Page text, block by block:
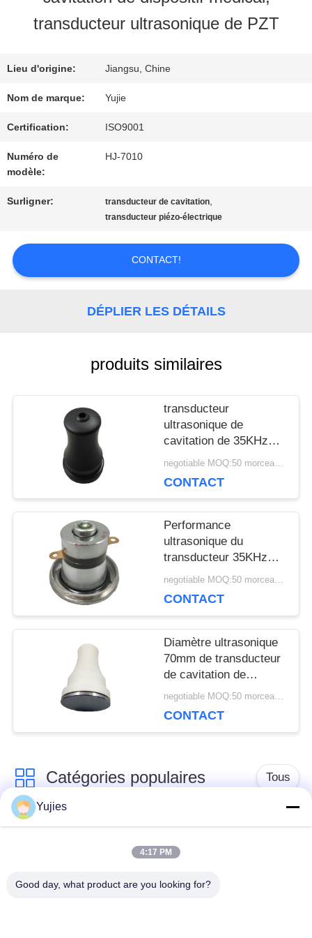
VISITE
CONTRÔLE
DE
QUALITÉ
CONTACTEZ-
NOUS
DEMANDEZ
CITATION
PRIVACY
POLICY
transducteur ultrasonique de PZT
Lieu d'origine: Jiangsu, Chine
Nom de marque: Yujie
Certification: ISO9001
Numéro de
modèle:
HJ-7010
Surligner: transducteur de cavitation,
transducteur piézo-électrique
CONTACT!
DÉPLIER LES DÉTAILS
produits similaires
transducteur
ultrasonique de
cavitation de 35KHz
76KHz avec la
negotiable MOQ:50 morceaux/morceaux
CONTACT
Performance
ultrasonique du
transducteur 35KHz
76KHz de cavitation
haute
negotiable MOQ:50 morceaux/morceaux
CONTACT
Diamètre ultrasonique
70mm de transducteur
de cavitation de
poignée en plastique à negotiable MOQ:50 morceaux/morceaux
CONTACT
Catégories populaires Tous
Transducteur
Transducteur
ultrasonique médical
transducteur de
Yujies
4:17 PM
Good day, what product are you looking for?